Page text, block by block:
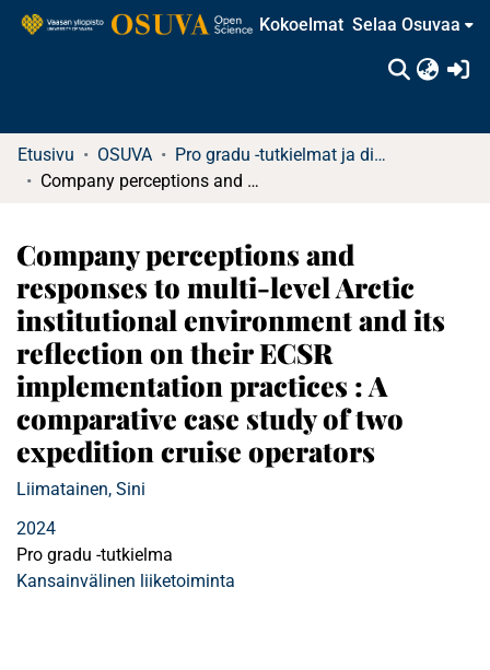
Kokoelmat Selaa Osuvaa
Etusivu OSUVA
Pro gradu -tutkielmat ja diplomityöt
Company perceptions and responses to multi-level Arctic institutional environment and its reflection on their ECSR implementation practices : A comparative case study of two expedition cruise operators
Company perceptions and
responses to multi-level Arctic
institutional environment and its
reflection on their ECSR
implementation practices : A
comparative case study of two
expedition cruise operators
Liimatainen, Sini
2024
Pro gradu -tutkielma
Kansainvälinen liiketoiminta